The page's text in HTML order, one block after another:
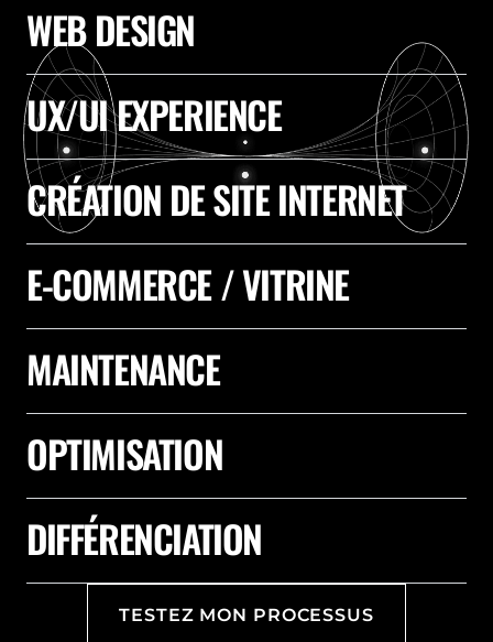
WEB DESIGN
UX/UI EXPERIENCE
CRÉATION DE SITE INTERNET
E-COMMERCE / VITRINE
MAINTENANCE
OPTIMISATION
DIFFÉRENCIATION
TESTEZ MON PROCESSUS